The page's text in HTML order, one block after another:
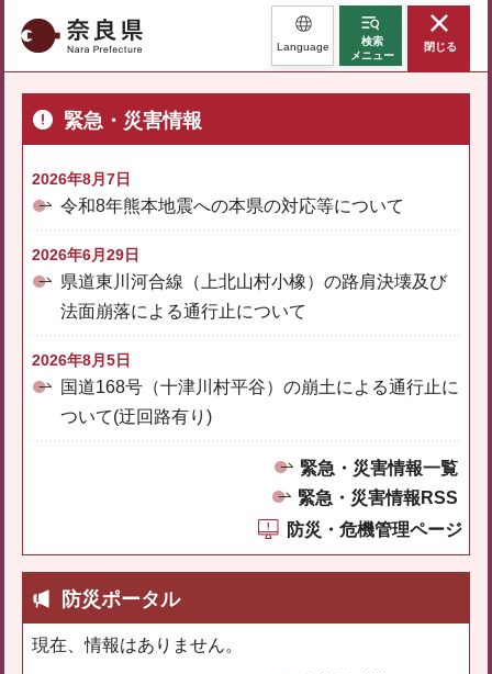
奈良県 Language
検索
メニュー
閉じる
緊急・災害情報
2026年8月7日
令和8年熊本地震への本県の対応等について
2026年6月29日
県道東川河合線（上北山村小橡）の路肩決壊及び
法面崩落による通行止について
2026年8月5日
国道168号（十津川村平谷）の崩土による通行止に
ついて(迂回路有り)
緊急・災害情報一覧
緊急・災害情報RSS
防災・危機管理ページ
防災ポータル
現在、情報はありません。